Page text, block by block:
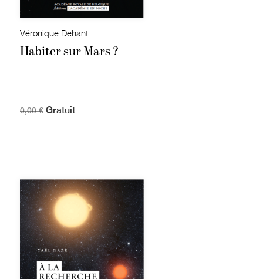
Véronique Dehant
Habiter sur Mars ?
0,00 € Gratuit